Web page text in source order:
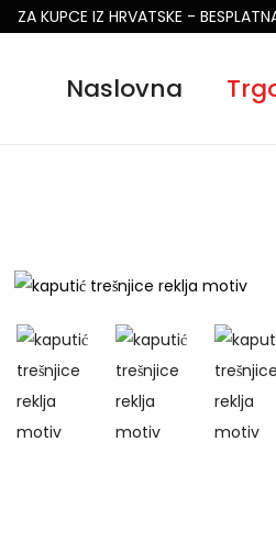
ZA KUPCE IZ HRVATSKE -
Naslovna